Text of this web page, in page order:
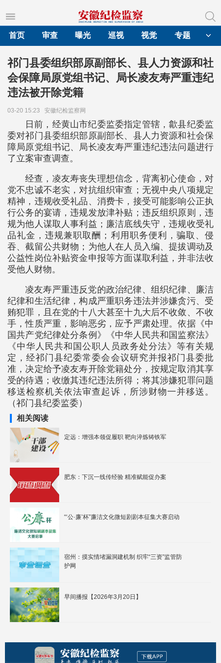
首页
审查 曝光 巡视 视觉 专题
祁门县委组织部原副部长、县人力资源和社
会保障局原党组书记、局长凌友寿严重违纪
违法被开除党籍
03-20 15:23 安徽纪检监察网
日前，经黄山市纪委监委指定管辖，歙县纪委监
委对祁门县委组织部原副部长、县人力资源和社会保
障局原党组书记、局长凌友寿严重违纪违法问题进行
了立案审查调查。
经查，凌友寿丧失理想信念，背离初心使命，对
党不忠诚不老实，对抗组织审查；无视中央八项规定
精神，违规收受礼品、消费卡，接受可能影响公正执
行公务的宴请，违规发放津补贴；违反组织原则，违
规为他人谋取人事利益；廉洁底线失守，违规收受礼
品礼金，违规兼职取酬；利用职务便利，骗取、侵
吞、截留公共财物；为他人在人员入编、提拔调动及
公益性岗位补贴资金申报等方面谋取利益，并非法收
受他人财物。
凌友寿严重违反党的政治纪律、组织纪律、廉洁
纪律和生活纪律，构成严重职务违法并涉嫌贪污、受
贿犯罪，且在党的十八大甚至十九大后不收敛、不收
手，性质严重，影响恶劣，应予严肃处理。依据《中
国共产党纪律处分条例》《中华人民共和国监察法》
《中华人民共和国公职人员政务处分法》等有关规
定，经祁门县纪委常委会会议研究并报祁门县委批
准，决定给予凌友寿开除党籍处分，按规定取消其享
受的待遇；收缴其违纪违法所得；将其涉嫌犯罪问题
移送检察机关依法审查起诉，所涉财物一并移送。
（祁门县纪委监委）
相关阅读
定远：增强本领促履职 靶向淬炼铸铁军
肥东：下沉一线传经验 精准赋能促办案
“‘公·廉’杯”廉洁文化微短剧剧本征集大赛启动
宿州：摸实情堵漏洞建机制 织牢“三资”监管防
护网
早间播报【2026年3月20日】